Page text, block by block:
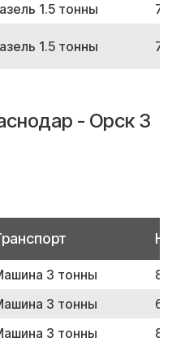
1.5 тонны
1.5 тонны
- Орск 3
3 тонны
3 тонны
3 тонны